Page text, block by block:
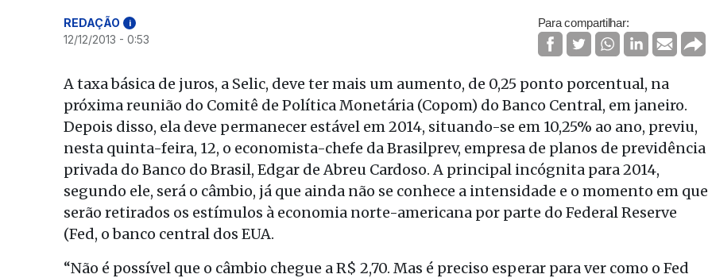
REDAÇÃO i
12/12/2013 - 0:53
Para compartilhar:
A taxa básica de juros, a Selic, deve ter mais um aumento, de 0,25 ponto porcentual, na
próxima reunião do Comitê de Política Monetária (Copom) do Banco Central, em janeiro.
Depois disso, ela deve permanecer estável em 2014, situando-se em 10,25% ao ano, previu,
nesta quinta-feira, 12, o economista-chefe da Brasilprev, empresa de planos de previdência
privada do Banco do Brasil, Edgar de Abreu Cardoso. A principal incógnita para 2014,
segundo ele, será o câmbio, já que ainda não se conhece a intensidade e o momento em que
serão retirados os estímulos à economia norte-americana por parte do Federal Reserve
(Fed, o banco central dos EUA.
“Não é possível que o câmbio chegue a R$ 2,70. Mas é preciso esperar para ver como o Fed